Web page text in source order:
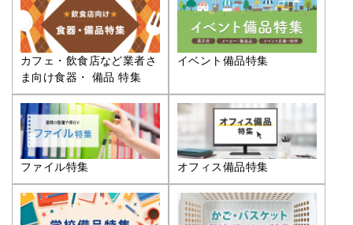
カフェ・飲食店など業者さ
ま向け食器・ 備品 特集
イベント備品特集
ファイル特集 オフィス備品特集